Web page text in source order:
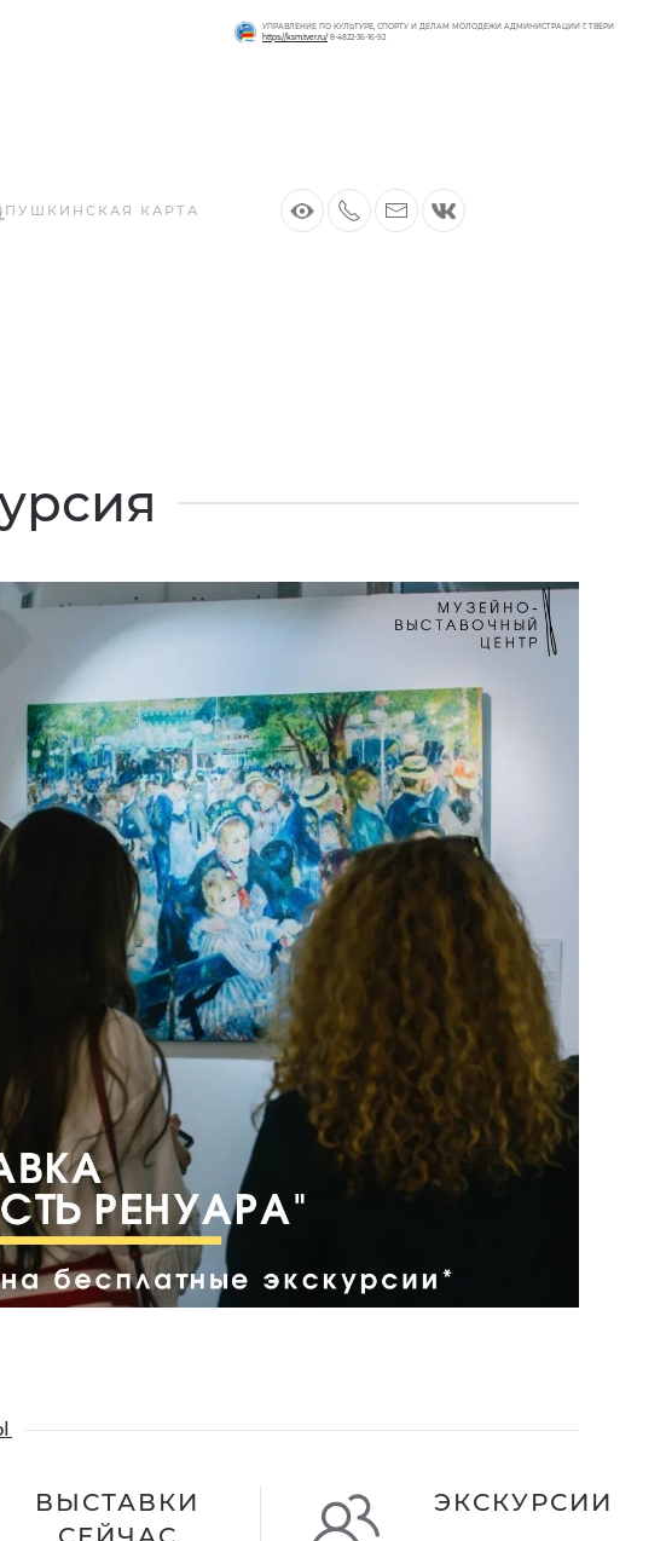
УПРАВЛЕНИЕ ПО КУЛЬТУРЕ, СПОРТУ И ДЕЛАМ МОЛОДЕЖИ АДМИНИСТРАЦИИ Г. ТВЕРИ
https://ksm.tver.ru/ 8-4822-36-16-92
ПУШКИНСКАЯ КАРТА
ВЫСТАВКИ
ЭКСКУРСИИ